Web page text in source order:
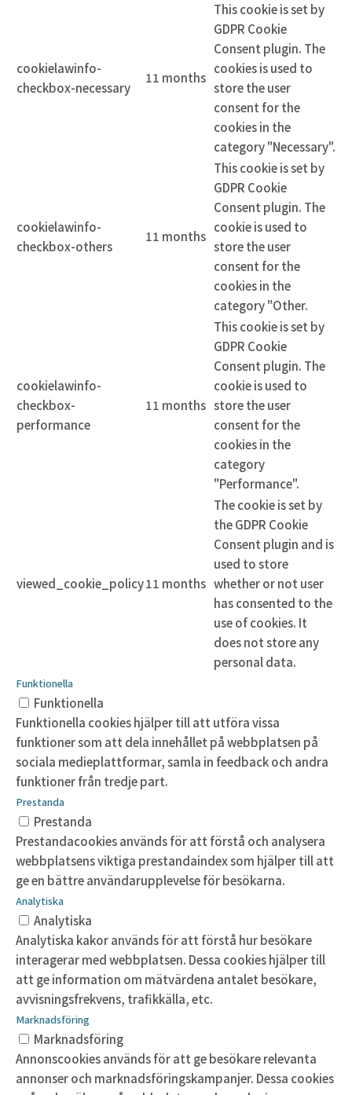
cookielawinfo-
checkbox-necessary
11 months
This cookie is set by
GDPR Cookie
Consent plugin. The
cookies is used to
store the user
consent for the
cookies in the
category "Necessary".
cookielawinfo-
checkbox-others
11 months
This cookie is set by
GDPR Cookie
Consent plugin. The
cookie is used to
store the user
consent for the
cookies in the
category "Other.
cookielawinfo-
checkbox-
performance
11 months
This cookie is set by
GDPR Cookie
Consent plugin. The
cookie is used to
store the user
consent for the
cookies in the
category
"Performance".
viewed_cookie_policy11 months
The cookie is set by
the GDPR Cookie
Consent plugin and is
used to store
whether or not user
has consented to the
use of cookies. It
does not store any
personal data.
Funktionella
Funktionella
Funktionella cookies hjälper till att utföra vissa
funktioner som att dela innehållet på webbplatsen på
sociala medieplattformar, samla in feedback och andra
funktioner från tredje part.
Prestanda
Prestanda
Prestandacookies används för att förstå och analysera
webbplatsens viktiga prestandaindex som hjälper till att
ge en bättre användarupplevelse för besökarna.
Analytiska
Analytiska
Analytiska kakor används för att förstå hur besökare
interagerar med webbplatsen. Dessa cookies hjälper till
att ge information om mätvärdena antalet besökare,
avvisningsfrekvens, trafikkälla, etc.
Marknadsföring
Marknadsföring
Annonscookies används för att ge besökare relevanta
annonser och marknadsföringskampanjer. Dessa cookies